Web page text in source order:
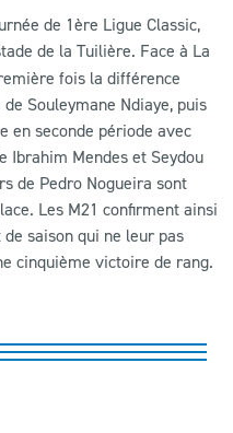
de 1ère Ligue Classic,
de la Tuilière. Face à La
fois la différence
Souleymane Ndiaye, puis
en seconde période avec
Ibrahim Mendes et Seydou
de Pedro Nogueira sont
Les M21 confirment ainsi
saison qui ne leur pas
cinquième victoire de rang.